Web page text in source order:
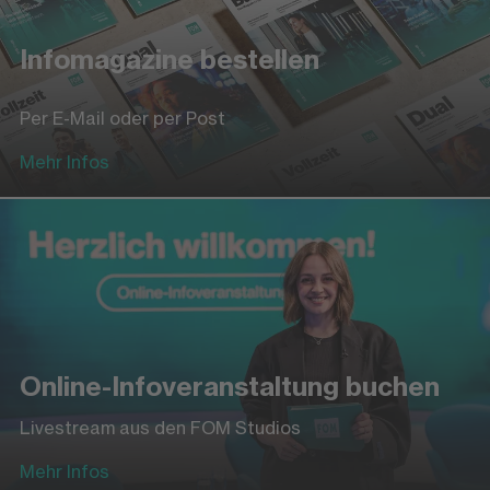
Infomagazine bestellen
Per E-Mail oder per Post
Mehr Infos
Online-Infoveranstaltung buchen
Livestream aus den FOM Studios
Mehr Infos